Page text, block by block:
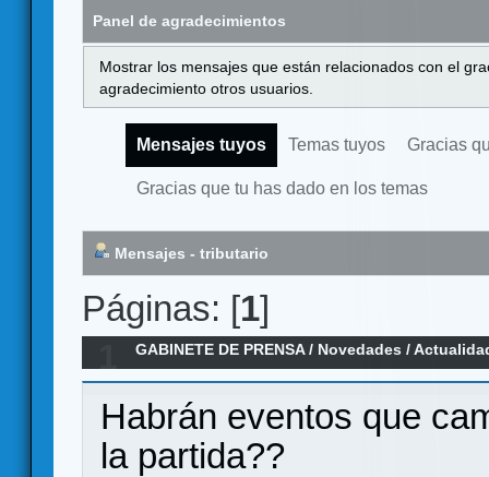
Panel de agradecimientos
Mostrar los mensajes que están relacionados con el
agradecimiento otros usuarios.
Mensajes tuyos Temas tuyos Gracias
Gracias que tu has dado en los temas
Mensajes - tributario
Páginas: [1]
GABINETE DE PRENSA/ Novedades /
Sandbox de la era Colonial Kickstarter 1 de
Habrán eventos que
la partida??